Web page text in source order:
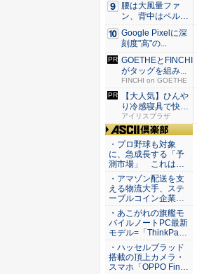
腰は大風量ファ
ン、背中はペルチ
ェ冷却。ダ...
Google Pixelに深
刻度"高"の...
GOETHEとFINCHI
がタッグを組み...
FINCHI on GOETHE
【大人気】ひんや
り冷感寝具で快適
な睡眠を...
アイリスプラザ
ASCII倶楽部
・プロ野球も対象
に、急成長する「予
測市場」 これは…
・アマゾン配送を支
える物流大手、ステ
ーブルコイン企業…
・あこがれの旗艦モ
バイルノートPC最新
モデル=「ThinkPa…
・ハッセルブラッド
搭載の頂上カメラ・
スマホ「OPPO Fin…